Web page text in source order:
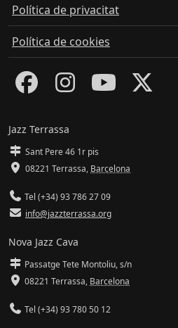
Política de privacitat
Política de cookies
Jazz Terrassa
Sant Pere 46 1r pis
08221 Terrassa, Barcelona
Tel (+34) 93 786 27 09
info@jazzterrassa.org
Nova Jazz Cava
Passatge Tete Montoliu, s/n
08221 Terrassa, Barcelona
Tel (+34) 93 780 50 12